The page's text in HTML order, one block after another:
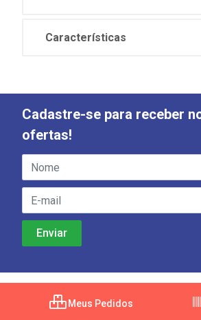
Características
Cadastre-se para receber
ofertas!
Meus Pedidos